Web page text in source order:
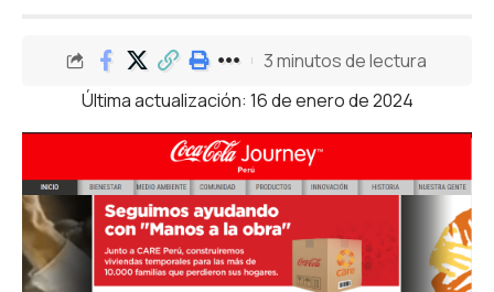
Última actualización: 16 de enero de 2024
3 minutos de lectura